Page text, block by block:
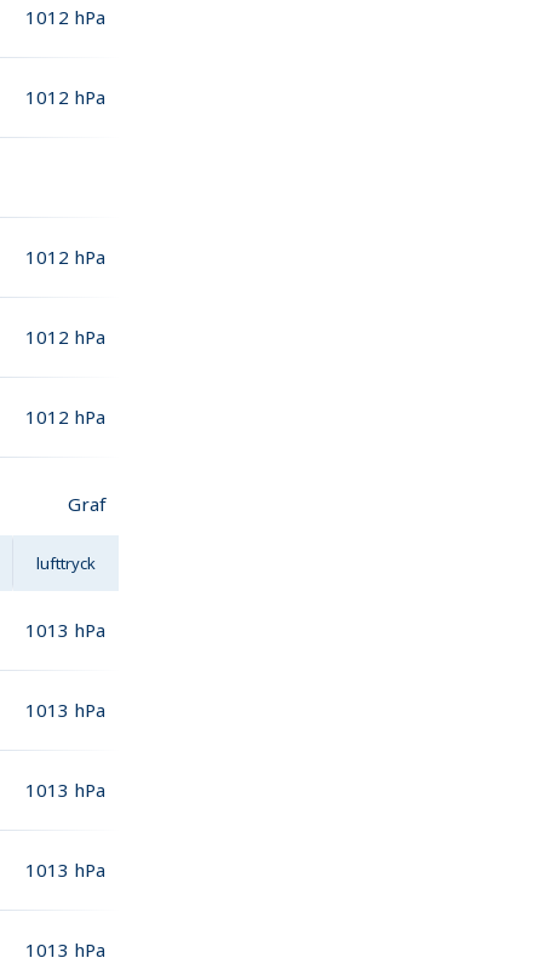
1012 hPa
1012 hPa
1012 hPa
1012 hPa
1012 hPa
Graf
lufttryck
1013 hPa
1013 hPa
1013 hPa
1013 hPa
1013 hPa